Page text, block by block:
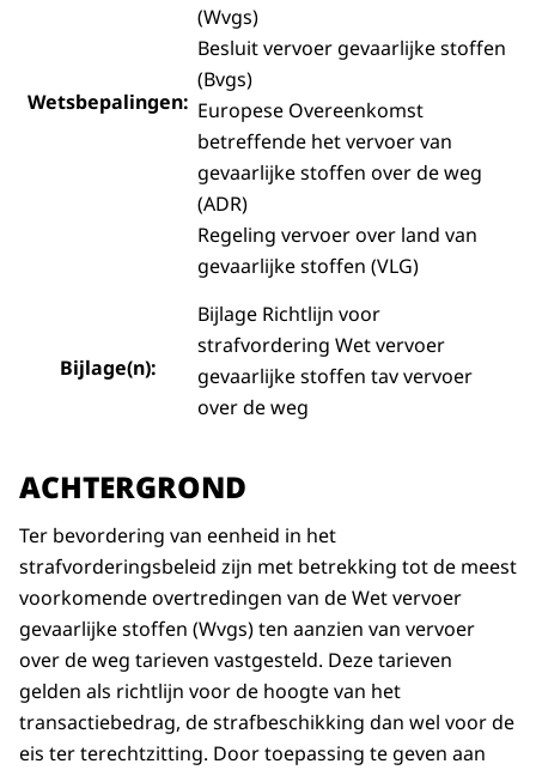
Wetsbepalingen:
(Wvgs)
Besluit vervoer gevaarlijke stoffen
(Bvgs)
Europese Overeenkomst
betreffende het vervoer van
gevaarlijke stoffen over de weg
(ADR)
Regeling vervoer over land van
gevaarlijke stoffen (VLG)
Bijlage(n):
Bijlage Richtlijn voor
strafvordering Wet vervoer
gevaarlijke stoffen tav vervoer
over de weg
ACHTERGROND
Ter bevordering van eenheid in het
strafvorderingsbeleid zijn met betrekking tot de meest
voorkomende overtredingen van de Wet vervoer
gevaarlijke stoffen (Wvgs) ten aanzien van vervoer
over de weg tarieven vastgesteld. Deze tarieven
gelden als richtlijn voor de hoogte van het
transactiebedrag, de strafbeschikking dan wel voor de
eis ter terechtzitting. Door toepassing te geven aan